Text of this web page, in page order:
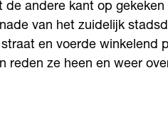
andere kant op
van het zuidelijk
en voerde winkelend
reden ze heen en weer